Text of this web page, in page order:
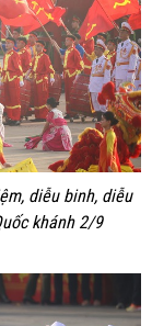
diễu binh, diễu
khánh 2/9